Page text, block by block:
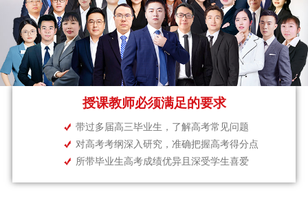
授课教师必须满足的要求
带过多届高三毕业生，了解高考常见问题
对高考考纲深入研究，准确把握高考得分点
所带毕业生高考成绩优异且深受学生喜爱